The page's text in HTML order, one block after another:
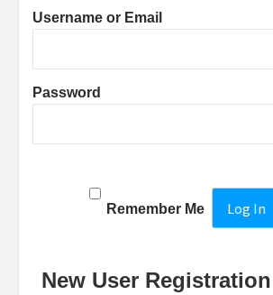
Username or Email
Password
Remember Me
New User Registration